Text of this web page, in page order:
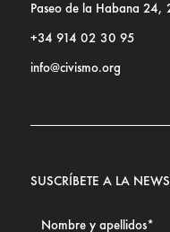
Paseo de la Habana
+34 914 02 30 95
info@civismo.org
SUSCRÍBETE A LA